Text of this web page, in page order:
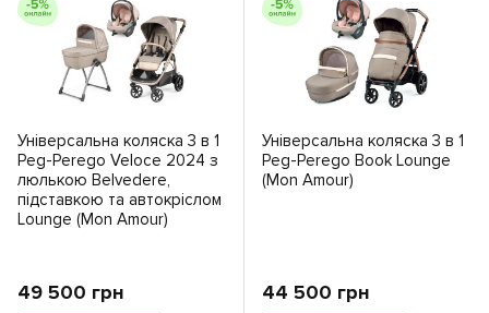
Універсальна коляска 3 в 1
Peg-Perego Veloce 2024 з
люлькою Belvedere,
підставкою та автокріслом
Lounge (Mon Amour)
49 500 грн
Універсальна коляска 3 в 1
Peg-Perego Book Lounge
(Mon Amour)
44 500 грн